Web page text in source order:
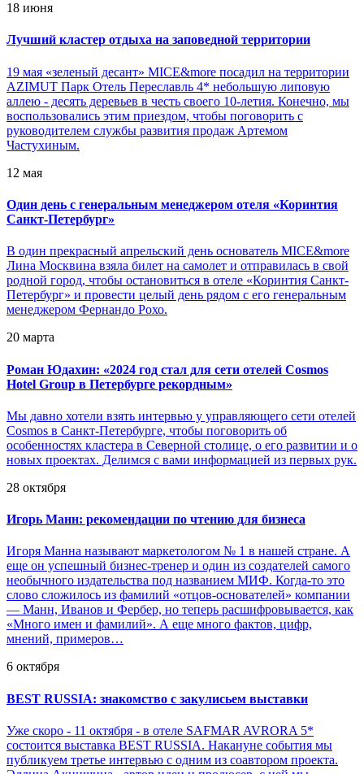
18 июня
Лучший кластер отдыха на заповедной территории
19 мая «зеленый десант» MICE&more посадил на территории
AZIMUT Парк Отель Переславль 4* небольшую липовую
аллею - десять деревьев в честь своего 10-летия. Конечно, мы
воспользовались этим приездом, чтобы поговорить с
руководителем службы развития продаж Артемом
Частухиным.
12 мая
Один день с генеральным менеджером отеля «Коринтия
Санкт-Петербург»
В один прекрасный апрельский день основатель MICE&more
Лина Москвина взяла билет на самолет и отправилась в свой
родной город, чтобы остановиться в отеле «Коринтия Санкт-
Петербург» и провести целый день рядом с его генеральным
менеджером Фернандо Рохо.
20 марта
Роман Юдахин: «2024 год стал для сети отелей Cosmos
Hotel Group в Петербурге рекордным»
Мы давно хотели взять интервью у управляющего сети отелей
Cosmos в Санкт-Петербурге, чтобы поговорить об
особенностях кластера в Северной столице, о его развитии и о
новых проектах. Делимся с вами информацией из первых рук.
28 октября
Игорь Манн: рекомендации по чтению для бизнеса
Игоря Манна называют маркетологом № 1 в нашей стране. А
еще он успешный бизнес-тренер и один из создателей самого
необычного издательства под названием МИФ. Когда-то это
слово сложилось из фамилий «отцов-основателей» компании
— Манн, Иванов и Фербер, но теперь расшифровывается, как
«Много имен и фамилий». А еще много фактов, цифр,
мнений, примеров…
6 октября
BEST RUSSIA: знакомство с закулисьем выставки
Уже скоро - 11 октября - в отеле SAFMAR AVRORA 5*
состоится выставка BEST RUSSIA. Накануне события мы
публикуем третье интервью с одним из соавтором проекта.